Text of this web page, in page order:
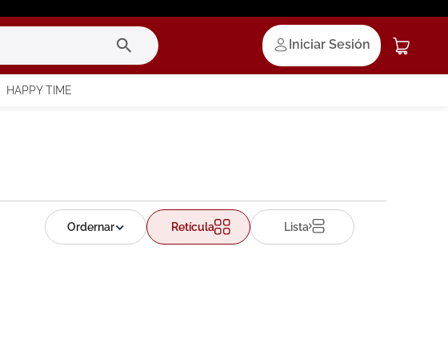
Iniciar Sesión
HAPPY TIME
Retícula Lista